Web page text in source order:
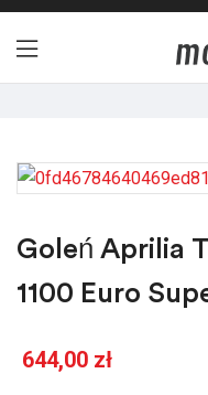
Goleń Aprilia
1100 Euro
644,00 zł